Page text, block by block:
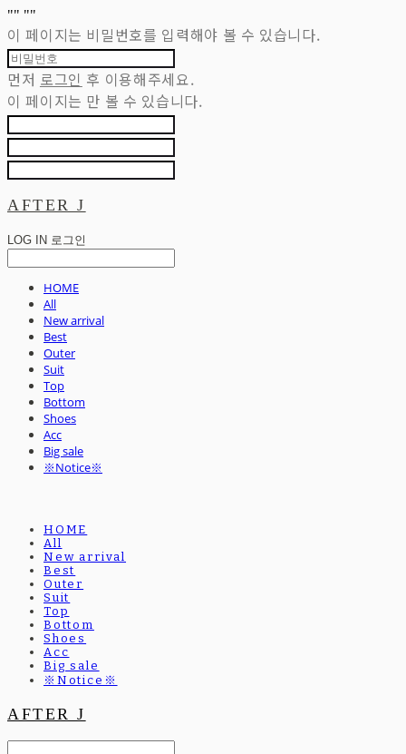
"" ""
이 페이지는 비밀번호를 입력해야 볼 수 있습니다.
먼저 로그인 후 이용해주세요.
이 페이지는 만 볼 수 있습니다.
AFTER J
LOG IN 로그인
HOME
All
New arrival
Best
Outer
Suit
Top
Bottom
Shoes
Acc
Big sale
※Notice※
HOME
All
New arrival
Best
Outer
Suit
Top
Bottom
Shoes
Acc
Big sale
※Notice※
AFTER J